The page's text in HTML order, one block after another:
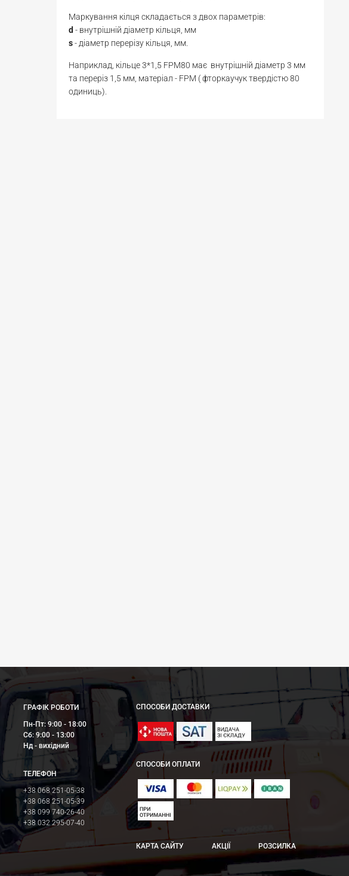
Маркування кілця складається з двох параметрів:
d - внутрішній діаметр кільця, мм
s- діаметр перерізу кільця, мм.
Наприклад, кільце 3*1,5 FPM80 має внутрішній діаметр 3 мм
та переріз 1,5 мм, матеріал - FPM ( фторкаучук твердістю 80
одиниць).
ГРАФІК РОБОТИ
Пн-Пт: 9:00 - 18:00
Сб: 9:00 - 13:00
Нд - вихідний
ТЕЛЕФОН
+38 068 251-05-38
+38 068 251-05-39
+38 099 740-26-40
+38 032 295-07-40
СПОСОБИ ДОСТАВКИ
СПОСОБИ ОПЛАТИ
КАРТА САЙТУ АКЦІЇ РОЗСИЛКА